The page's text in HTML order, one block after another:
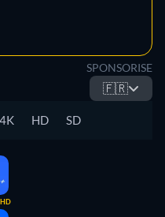
SPONSORISE
🇫🇷
4K HD SD
HD